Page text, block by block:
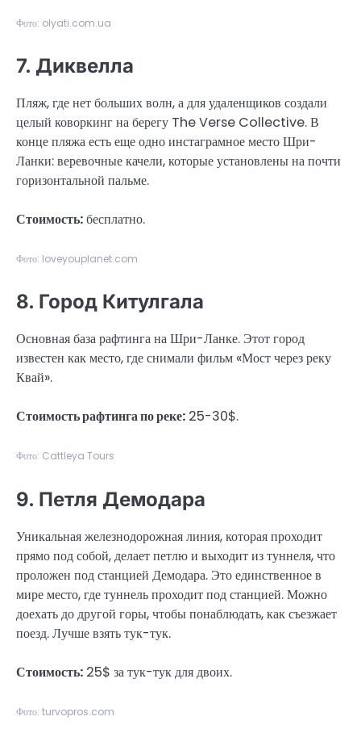
Фото: olyati.com.ua
7. Диквелла
Пляж, где нет больших волн, а для удаленщиков создали
целый коворкинг на берегу The Verse Collective. В
конце пляжа есть еще одно инстаграмное место Шри-
Ланки: веревочные качели, которые установлены на почти
горизонтальной пальме.
Стоимость:бесплатно.
Фото: loveyouplanet.com
8. Город Китулгала
Основная база рафтинга на Шри-Ланке. Этот город
известен как место, где снимали фильм «Мост через реку
Квай».
Стоимость рафтинга по реке: 25-30$.
Фото: Cattleya Tours
9. Петля Демодара
Уникальная железнодорожная линия, которая проходит
прямо под собой, делает петлю и выходит из туннеля, что
проложен под станцией Демодара. Это единственное в
мире место, где туннель проходит под станцией. Можно
доехать до другой горы, чтобы понаблюдать, как съезжает
поезд. Лучше взять тук-тук.
Стоимость: 25$ за тук-тук для двоих.
Фото: turvopros.com